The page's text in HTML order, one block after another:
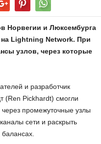
Норвегии и Люксембурга
Lightning Network. При
узлов, через которые
и разработчик
(Ren Pickhardt) смогли
через промежуточные узлы
сети и раскрыть